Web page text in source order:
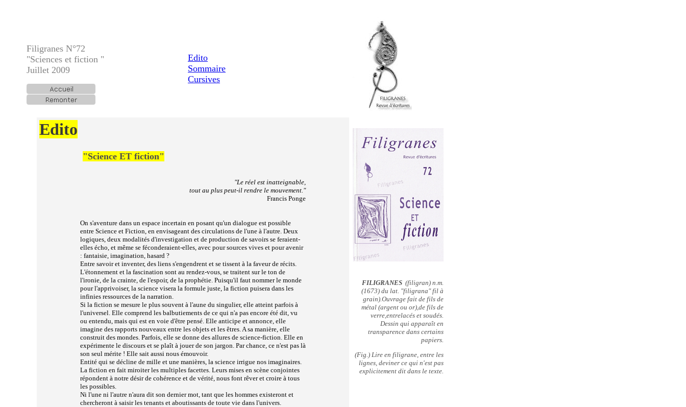
Filigranes N°72
"Sciences et fiction "
Juillet 2009
Edito
Sommaire
Cursives
Edito
"Science ET fiction"
"Le réel est inatteignable,
tout au plus peut-il rendre le mouvement."
Francis Ponge
On s'aventure dans un espace incertain en posant qu'un dialogue est possible
entre Science et Fiction, en envisageant des circulations de l'une à l'autre. Deux
logiques, deux modalités d'investigation et de production de savoirs se feraient-
elles écho, et même se féconderaient-elles, avec pour sources vives et pour avenir
: fantaisie, imagination, hasard ?
Entre savoir et inventer, des liens s'engendrent et se tissent à la faveur de récits.
L'étonnement et la fascination sont au rendez-vous, se traitent sur le ton de
l'ironie, de la crainte, de l'espoir, de la prophétie. Puisqu'il faut nommer le monde
pour l'apprivoiser, la science visera la formule juste, la fiction puisera dans les
infinies ressources de la narration.
Si la fiction se mesure le plus souvent à l'aune du singulier, elle atteint parfois à
l'universel. Elle comprend les balbutiements de ce qui n'a pas encore été dit, vu
ou entendu, mais qui est en voie d'être pensé. Elle anticipe et annonce, elle
imagine des rapports nouveaux entre les objets et les êtres. A sa manière, elle
construit des mondes. Parfois, elle se donne des allures de science-fiction. Elle en
expérimente le discours et se plaît à jouer de son jargon. Par chance, ce n'est pas là
son seul mérite ! Elle sait aussi nous émouvoir.
Entité qui se décline de mille et une manières, la science irrigue nos imaginaires.
La fiction en fait miroiter les multiples facettes. Leurs mises en scène conjointes
répondent à notre désir de cohérence et de vérité, nous font rêver et croire à tous
les possibles.
Ni l'une ni l'autre n'aura dit son dernier mot, tant que les hommes existeront et
chercheront à saisir les tenants et aboutissants de toute vie dans l'univers.
FILIGRANES (filigran) n.m.
(1673) du lat. "filigrana" fil à
grain).Ouvrage fait de fils de
métal (argent ou or),de fils de
verre,entrelacés et soudés.
Dessin qui apparaît en
transparence dans certains
papiers.
(Fig.) Lire en filigrane, entre les
lignes, deviner ce qui n'est pas
explicitement dit dans le texte.